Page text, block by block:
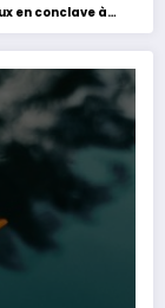
en conclave à